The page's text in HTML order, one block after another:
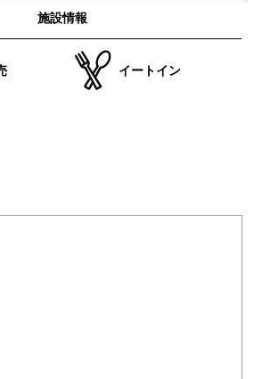
施設情報
イートイン